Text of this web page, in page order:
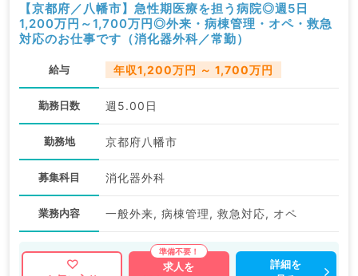
【京都府／八幡市】急性期医療を担う病院◎週5日
1,200万円～1,700万円◎外来・病棟管理・オペ・救急
対応のお仕事です（消化器外科／常勤）
給与 年収1,200万円 ～ 1,700万円
勤務日数 週5.00日
勤務地 京都府八幡市
募集科目 消化器外科
業務内容 一般外来, 病棟管理, 救急対応, オペ
求人を
詳細を